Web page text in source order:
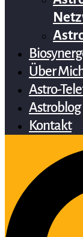
Über
Astro-
Astroblog
Kontakt